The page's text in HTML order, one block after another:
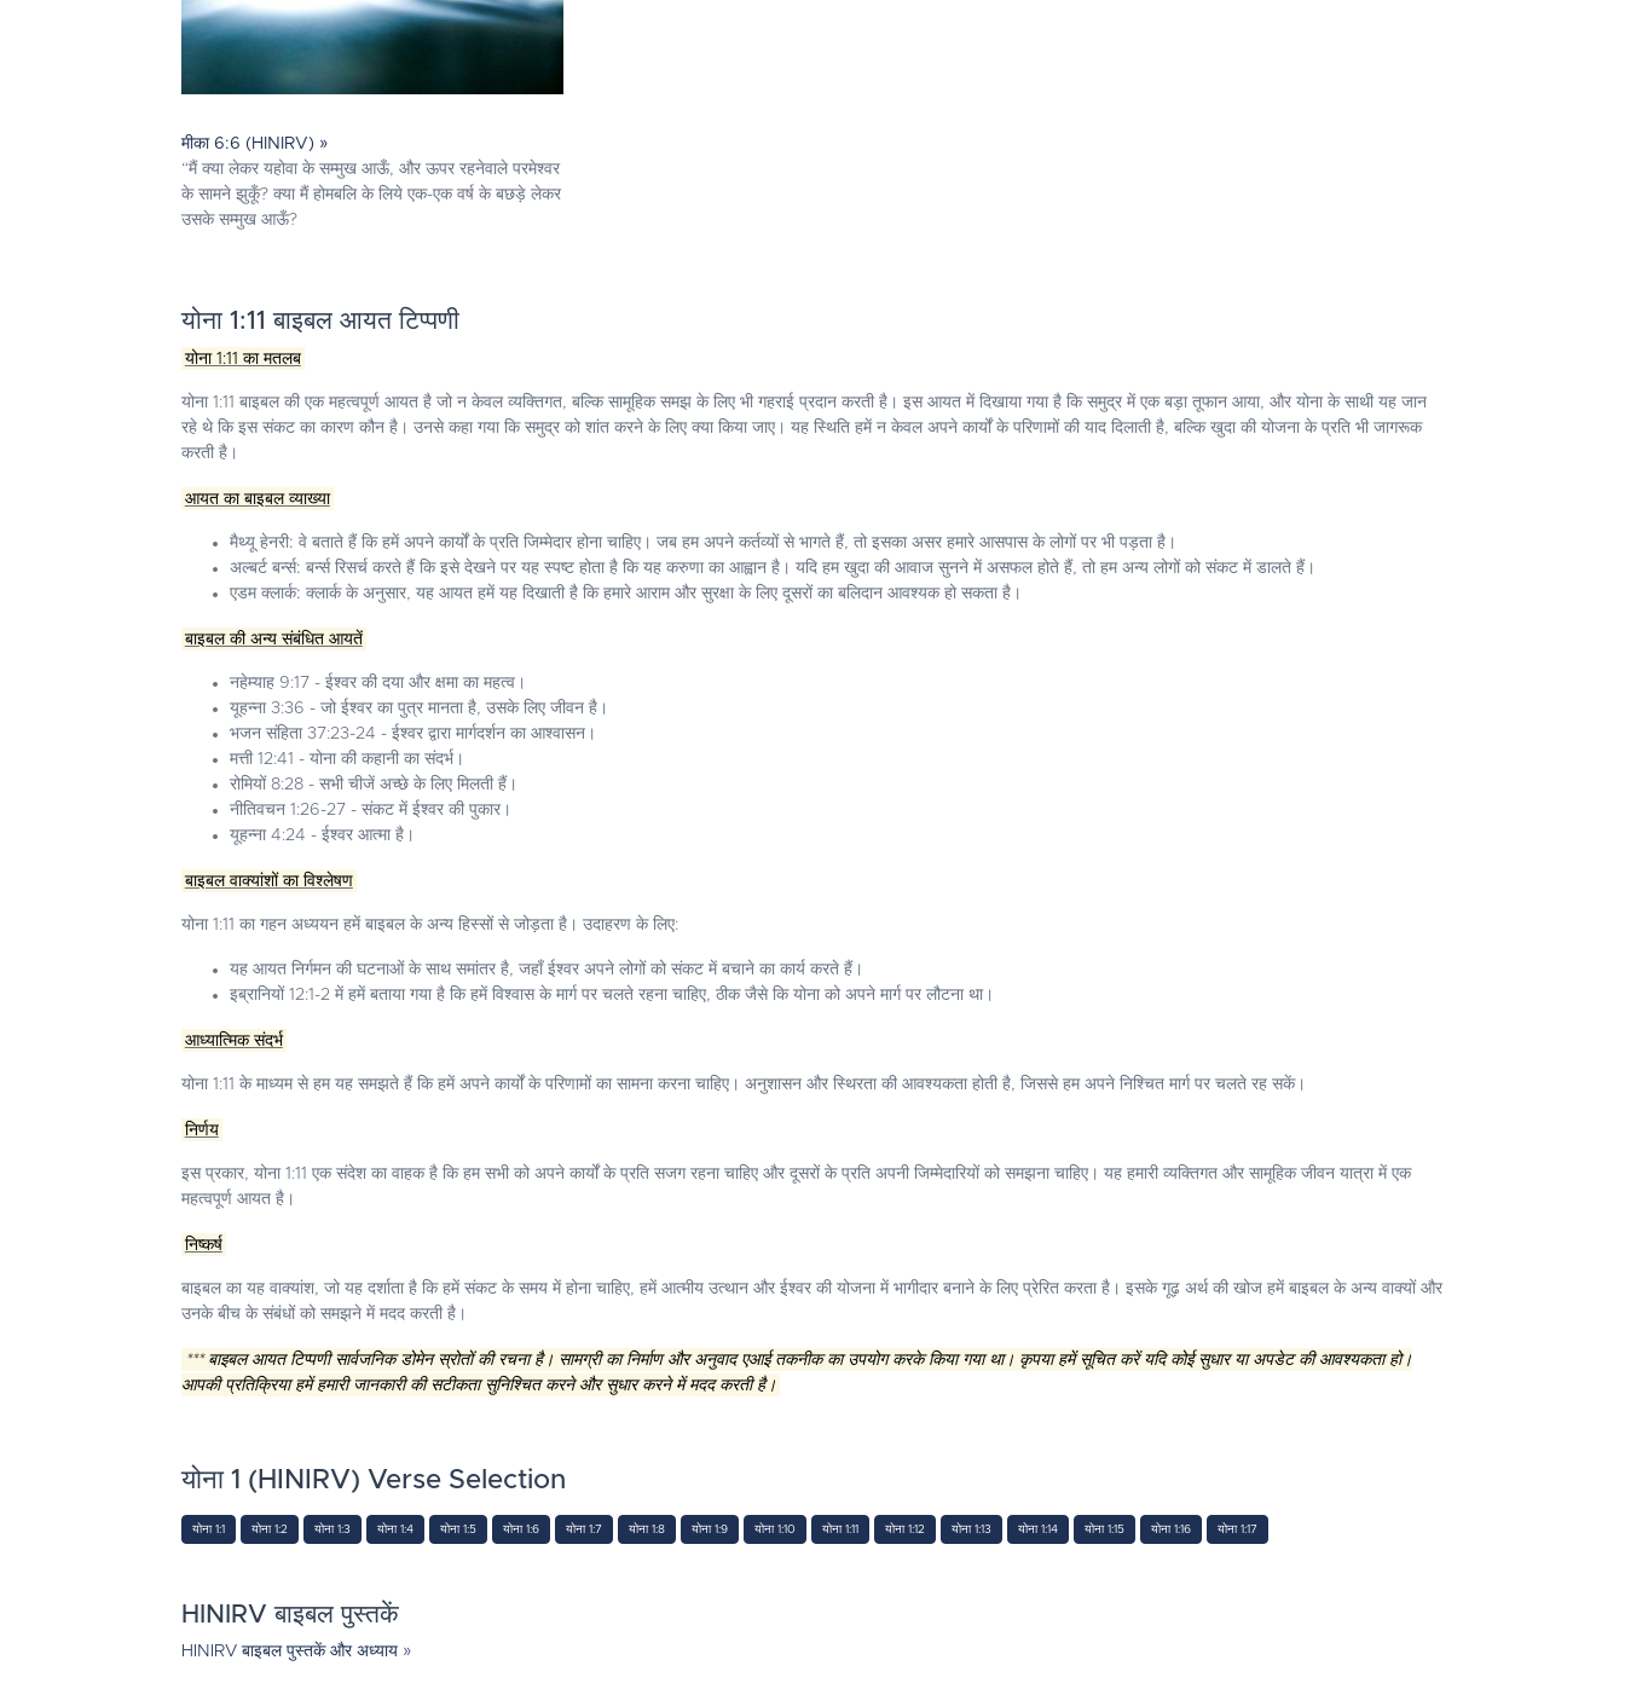
मीका 6:6 (HINIRV) »
“मैं क्या लेकर यहोवा के सम्मुख आऊँ, और ऊपर रहनेवाले परमेश्‍वर
के सामने झुकूँ? क्या मैं होमबलि के लिये एक-एक वर्ष के बछड़े लेकर
उसके सम्मुख आऊँ?
योना 1:11 बाइबल आयत टिप्पणी
योना 1:11 का मतलब
योना 1:11 बाइबल की एक महत्वपूर्ण आयत है जो न केवल व्यक्तिगत, बल्कि सामूहिक समझ के लिए भी गहराई प्रदान करती है। इस आयत में दिखाया गया है कि समुद्र में एक बड़ा तूफान आया, और योना के साथी यह जान
रहे थे कि इस संकट का कारण कौन है। उनसे कहा गया कि समुद्र को शांत करने के लिए क्या किया जाए। यह स्थिति हमें न केवल अपने कार्यों के परिणामों की याद दिलाती है, बल्कि खुदा की योजना के प्रति भी जागरूक
करती है।
आयत का बाइबल व्याख्या
मैथ्यू हेनरी: वे बताते हैं कि हमें अपने कार्यों के प्रति जिम्मेदार होना चाहिए। जब हम अपने कर्तव्यों से भागते हैं, तो इसका असर हमारे आसपास के लोगों पर भी पड़ता है।
अल्बर्ट बर्न्स: बर्न्स रिसर्च करते हैं कि इसे देखने पर यह स्पष्ट होता है कि यह करुणा का आह्वान है। यदि हम खुदा की आवाज सुनने में असफल होते हैं, तो हम अन्य लोगों को संकट में डालते हैं।
एडम क्लार्क: क्लार्क के अनुसार, यह आयत हमें यह दिखाती है कि हमारे आराम और सुरक्षा के लिए दूसरों का बलिदान आवश्यक हो सकता है।
बाइबल की अन्य संबंधित आयतें
नहेम्याह 9:17 - ईश्वर की दया और क्षमा का महत्व।
यूहन्ना 3:36 - जो ईश्वर का पुत्र मानता है, उसके लिए जीवन है।
भजन संहिता 37:23-24 - ईश्वर द्वारा मार्गदर्शन का आश्वासन।
मत्ती 12:41 - योना की कहानी का संदर्भ।
रोमियों 8:28 - सभी चीजें अच्छे के लिए मिलती हैं।
नीतिवचन 1:26-27 - संकट में ईश्वर की पुकार।
यूहन्ना 4:24 - ईश्वर आत्मा है।
बाइबल वाक्यांशों का विश्लेषण
योना 1:11 का गहन अध्ययन हमें बाइबल के अन्य हिस्सों से जोड़ता है। उदाहरण के लिए:
यह आयत निर्गमन की घटनाओं के साथ समांतर है, जहाँ ईश्वर अपने लोगों को संकट में बचाने का कार्य करते हैं।
इब्रानियों 12:1-2 में हमें बताया गया है कि हमें विश्वास के मार्ग पर चलते रहना चाहिए, ठीक जैसे कि योना को अपने मार्ग पर लौटना था।
आध्यात्मिक संदर्भ
योना 1:11 के माध्यम से हम यह समझते हैं कि हमें अपने कार्यों के परिणामों का सामना करना चाहिए। अनुशासन और स्थिरता की आवश्यकता होती है, जिससे हम अपने निश्चित मार्ग पर चलते रह सकें।
निर्णय
इस प्रकार, योना 1:11 एक संदेश का वाहक है कि हम सभी को अपने कार्यों के प्रति सजग रहना चाहिए और दूसरों के प्रति अपनी जिम्मेदारियों को समझना चाहिए। यह हमारी व्यक्तिगत और सामूहिक जीवन यात्रा में एक
महत्वपूर्ण आयत है।
निष्कर्ष
बाइबल का यह वाक्यांश, जो यह दर्शाता है कि हमें संकट के समय में होना चाहिए, हमें आत्मीय उत्थान और ईश्वर की योजना में भागीदार बनाने के लिए प्रेरित करता है। इसके गूढ़ अर्थ की खोज हमें बाइबल के अन्य वाक्यों और
उनके बीच के संबंधों को समझने में मदद करती है।
*** बाइबल आयत टिप्पणी सार्वजनिक डोमेन स्रोतों की रचना है। सामग्री का निर्माण और अनुवाद एआई तकनीक का उपयोग करके किया गया था। कृपया हमें सूचित करें यदि कोई सुधार या अपडेट की आवश्यकता हो।
आपकी प्रतिक्रिया हमें हमारी जानकारी की सटीकता सुनिश्चित करने और सुधार करने में मदद करती है।
योना 1 (HINIRV) Verse Selection
योना 1:1 योना 1:2 योना 1:3 योना 1:4 योना 1:5 योना 1:6 योना 1:7 योना 1:8 योना 1:9 योना 1:10 योना 1:11 योना 1:12 योना 1:13 योना 1:14 योना 1:15 योना 1:16 योना 1:17
HINIRV बाइबल पुस्तकें
HINIRV बाइबल पुस्तकें और अध्याय »